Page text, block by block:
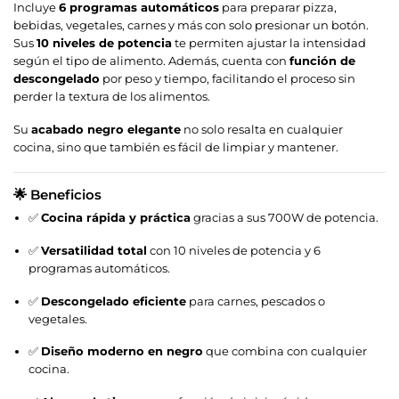
Incluye 6 programas automáticos para preparar pizza,
bebidas, vegetales, carnes y más con solo presionar un botón.
Sus 10 niveles de potencia te permiten ajustar la intensidad
según el tipo de alimento. Además, cuenta con función de
descongelado por peso y tiempo, facilitando el proceso sin
perder la textura de los alimentos.
Su acabado negro elegante no solo resalta en cualquier
cocina, sino que también es fácil de limpiar y mantener.
🌟 Beneficios
✅ Cocina rápida y prácticagracias a sus 700W de potencia.
✅ Versatilidad total con 10 niveles de potencia y 6
programas automáticos.
✅ Descongelado eficientepara carnes, pescados o
vegetales.
✅ Diseño moderno en negro que combina con cualquier
cocina.